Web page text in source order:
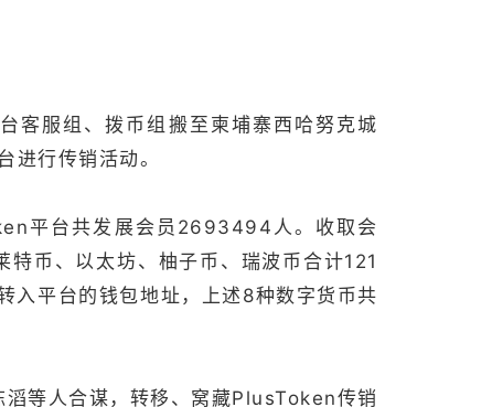
客服组、拨币组搬至柬埔寨西哈努克城
行传销活动。
平台共发展会员2693494人。收取会
币、以太坊、柚子币、瑞波币合计121
平台的钱包地址，上述8种数字货币共
等人合谋，转移、窝藏PlusToken传销